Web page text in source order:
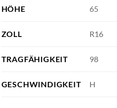
HÖHE 65
ZOLL R16
TRAGFÄHIGKEIT 98
GESCHWINDIGKEIT H